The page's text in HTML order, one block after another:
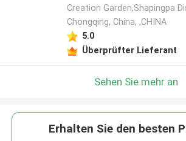
Creation Garden,Shapingpa
Chongqing, China, ,CHINA
5.0
Überprüfter Lieferant
Sehen Sie mehr an
Erhalten Sie den besten